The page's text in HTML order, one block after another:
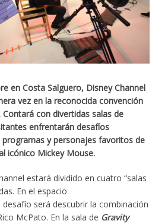
en Costa Salguero, Disney Channel
vez en la reconocida convención
con divertidas salas de
enfrentarán desafíos
y personajes favoritos de
icónico Mickey Mouse.
estará dividido en cuatro “salas
En el espacio
desafío será descubrir la combinación
McPato. En la sala de Gravity